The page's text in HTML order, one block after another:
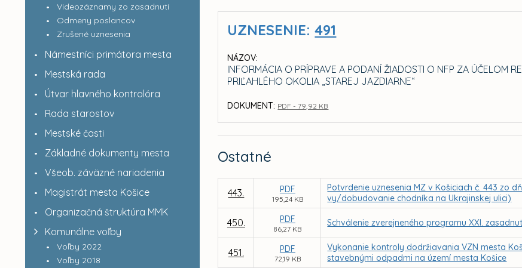
Videozáznamy zo zasadnutí
Odmeny poslancov
Zrušené uznesenia
Námestníci primátora mesta
Mestská rada
Útvar hlavného kontrolóra
Rada starostov
Mestské časti
Základné dokumenty mesta
Všeob. záväzné nariadenia
Magistrát mesta Košice
Organizačná štruktúra MMK
Komunálne voľby
Voľby 2022
Voľby 2018
UZNESENIE:491
NÁZOV:
INFORMÁCIA O PRÍPRAVE A PODANÍ ŽIADOSTI O NFP ZA ÚČELOM
PRIĽAHLÉHO OKOLIA „STAREJ JAZDIARNE“
DOKUMENT: PDF - 79,92 KB
Ostatné
443. PDF
195,24 KB
Potvrdenie uznesenia MZ v Košiciach č. 443 zo
vy/dobudovanie chodníka na Ukrajinskej ulici)
450. PDF
86,27 KB
Schválenie zverejneného programu XXI.
451. PDF
72,19 KB
Vykonanie kontroly dodržiavania VZN mesta
stavebnými odpadmi na území mesta Košice